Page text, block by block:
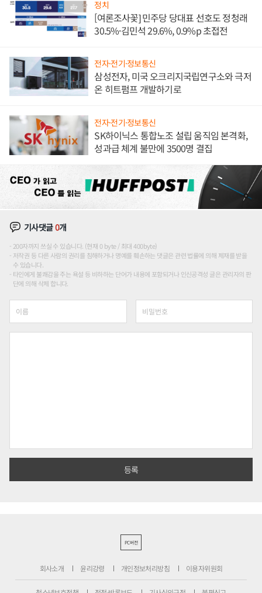
정치
[여론조사꽃] 민주당 당대표 선호도 정청래
30.5%·김민석 29.6%, 0.9%p 초접전
전자·전기·정보통신
삼성전자, 미국 오크리지국립연구소와 극저
온 히트펌프 개발하기로
전자·전기·정보통신
SK하이닉스 통합노조 설립 움직임 본격화,
성과급 체계 불만에 3500명 결집
기사댓글0개
200자까지 쓰실 수 있습니다. (현재 0 byte / 최대 400byte)
저작권 등 다른 사람의 권리를 침해하거나 명예를 훼손하는 댓글은 관련 법률에 의해 제재를 받을
수 있습니다.
타인에게 불쾌감을 주는 욕설 등 비하하는 단어가 내용에 포함되거나 인신공격성 글은 관리자의 판
단에 의해 삭제 합니다.
PC버전
회사소개 윤리강령 개인정보처리방침 이용자위원회